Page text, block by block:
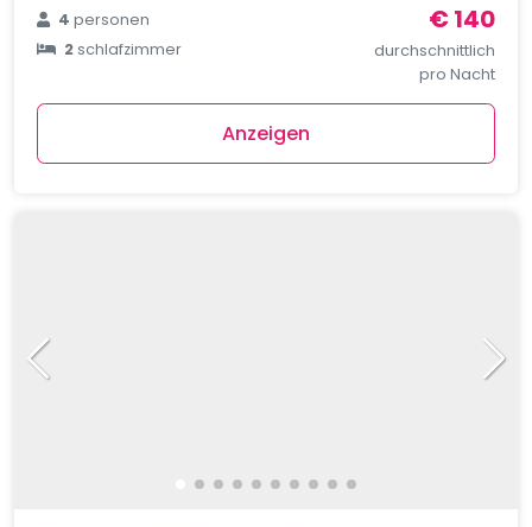
4personen
2schlafzimmer
€ 140
durchschnittlich
pro Nacht
Anzeigen